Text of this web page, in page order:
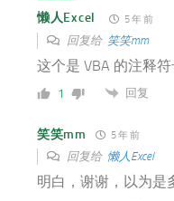
懒人Excel 5 年 前
回复给 笑笑mm
这个是 VBA 的注释
1 回复
笑笑mm 5 年 前
回复给 懒人Excel
明白，谢谢，以为是